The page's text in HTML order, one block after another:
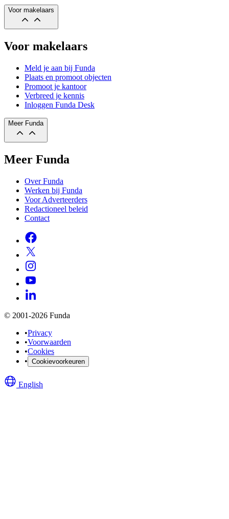
Voor makelaars
Voor makelaars
Meld je aan bij Funda
Plaats en promoot objecten
Promoot je kantoor
Verbreed je kennis
Inloggen Funda Desk
Meer Funda
Meer Funda
Over Funda
Werken bij Funda
Voor Adverteerders
Redactioneel beleid
Contact
© 2001-2026 Funda
•Privacy
•Voorwaarden
•Cookies
• Cookievoorkeuren
English